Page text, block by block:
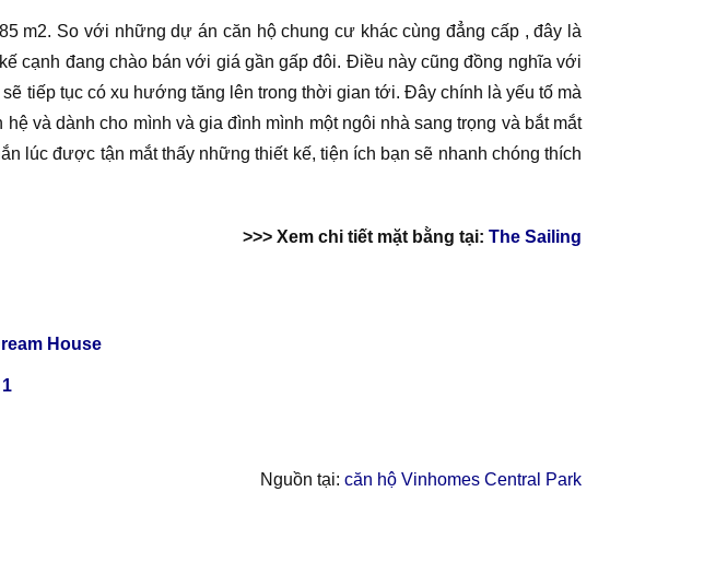
m2. So với những dự án căn hộ chung cư khác cùng đẳng cấp , đây là
cạnh đang chào bán với giá gần gấp đôi. Điều này cũng đồng nghĩa với
tiếp tục có xu hướng tăng lên trong thời gian tới. Đây chính là yếu tố mà
và dành cho mình và gia đình mình một ngôi nhà sang trọng và bắt mắt
lúc được tận mắt thấy những thiết kế, tiện ích bạn sẽ nhanh chóng thích
>>> Xem chi tiết mặt bằng tại: The Sailing
House
Nguồn tại: căn hộ Vinhomes Central Park